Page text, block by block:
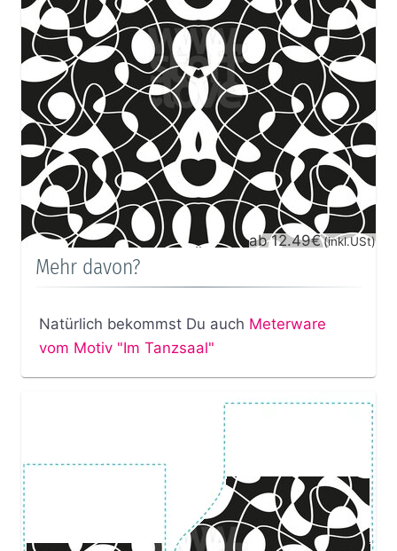
ab 12.49€(inkl.USt)
Mehr davon?
Natürlich bekommst Du auch Meterware
vom Motiv "Im Tanzsaal"